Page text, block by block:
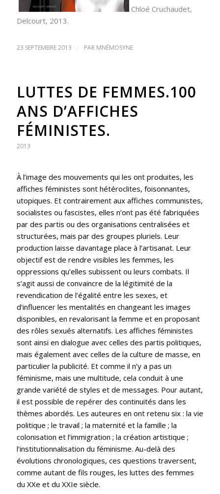
Chloé Cruchaudet,
Delcourt, 2013.
23 SEPTEMBRE 2013 / PAR MNÉMOSYNE
LUTTES DE FEMMES.100
ANS D’AFFICHES
FÉMINISTES.
2013
À l’image des mouvements qui les ont produites, les
affiches féministes sont hétéroclites, foisonnantes,
utopiques. Et contrairement aux affiches communistes,
socialistes ou fascistes, elles n’ont pas été fabriquées
par des partis ou des organisations centralisées et
structurées, mais par des groupes pluriels. Leur
production laisse davantage place à l’artisanat. Leur
objectif est de rendre visibles les femmes, les
oppressions qu’elles subissent ou leurs combats. Il
s’agit aussi de convaincre de la légitimité de la
revendication de l’égalité entre les sexes, et
d’influencer les mentalités en changeant les images
disponibles, en revalorisant la femme et en proposant
des rôles sexués alternatifs. Les affiches féministes
sont ainsi en dialogue avec celles des partis politiques,
mais également avec celles de la culture de masse, en
particulier la publicité. Et comme il n’y a pas un
féminisme, mais une multitude, cela conduit à une
grande variété de styles et de messages. Pour autant,
il est possible de repérer des continuités dans les
thèmes abordés. Les auteures en ont retenu six : la vie
politique ; le travail ; la maternité et la famille ; la
colonisation et l’immigration ; la création artistique ;
l’institutionnalisation du féminisme. Au-delà des
évolutions chronologiques, ces questions traversent,
comme autant de fils rouges, les luttes des femmes
du XXe et du XXIe siècle.